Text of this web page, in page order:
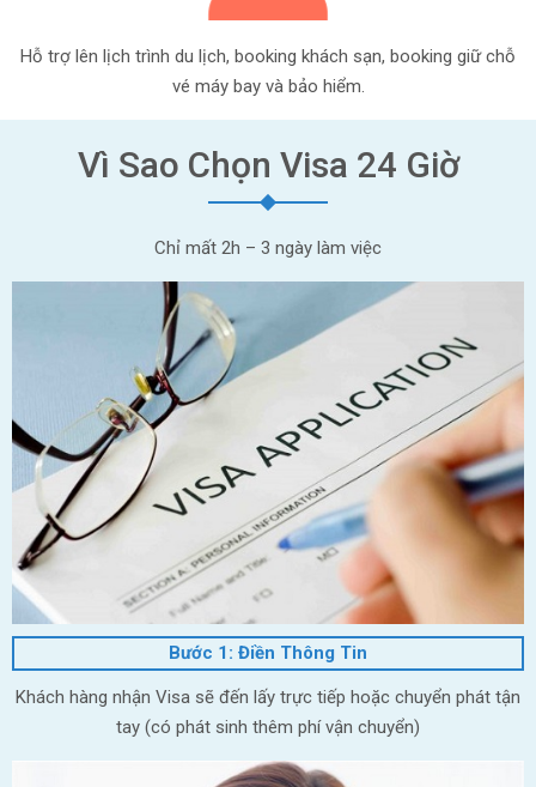
Hỗ trợ lên lịch trình du lịch, booking khách sạn, booking giữ chỗ
vé máy bay và bảo hiểm.
Vì Sao Chọn Visa 24 Giờ
Chỉ mất 2h – 3 ngày làm việc
Bước 1: Điền Thông Tin
Khách hàng nhận Visa sẽ đến lấy trực tiếp hoặc chuyển phát tận
tay (có phát sinh thêm phí vận chuyển)